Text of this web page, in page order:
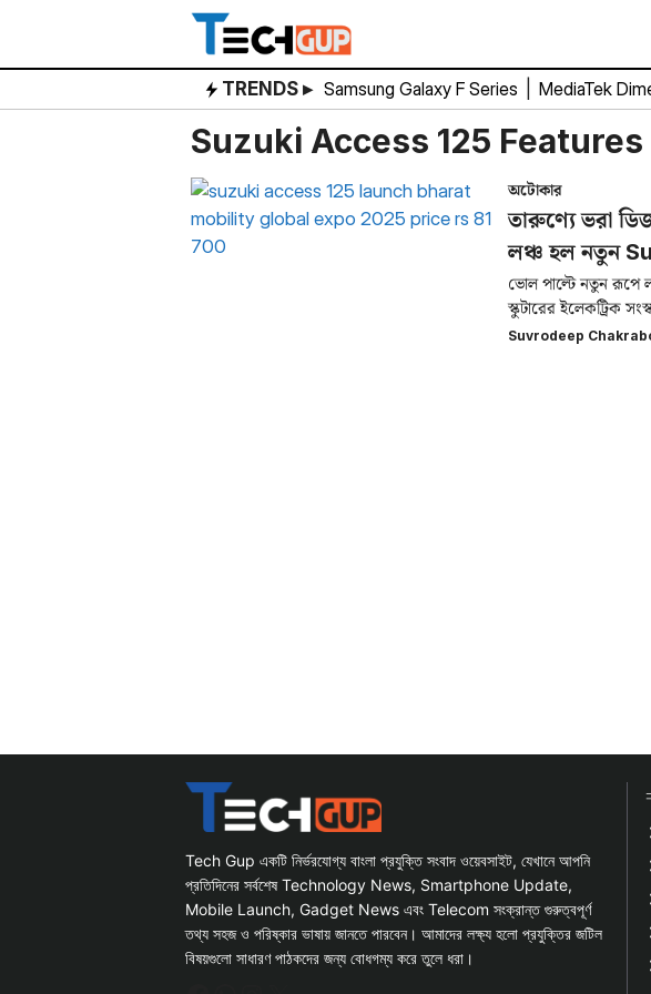
content
TRENDS ▸ Samsung Galaxy F Series MediaTek
Suzuki Access 125 Features
অটোকার
তারুণ্যে ভরা
লঞ্চ হল নতুন
ভোল পাল্টে নতুন রূপে
স্কুটারের ইলেকট্রিক
Suvrodeep
Tech Gup একটি নির্ভরযোগ্য বাংলা প্রযুক্তি সংবাদ ওয়েবসাইট, যেখানে আপনি
প্রতিদিনের সর্বশেষ Technology News, Smartphone Update,
Mobile Launch, Gadget News এবং Telecom সংক্রান্ত গুরুত্বপূর্ণ
তথ্য সহজ ও পরিষ্কার ভাষায় জানতে পারবেন। আমাদের লক্ষ্য হলো প্রযুক্তির জটিল
বিষয়গুলো সাধারণ পাঠকদের জন্য বোধগম্য করে তুলে ধরা।